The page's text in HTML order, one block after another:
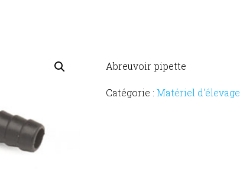
Abreuvoir pipette
Catégorie : Matériel d'élevage